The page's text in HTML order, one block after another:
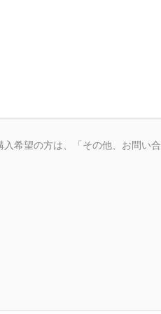
希望の方は、「その他、お問い